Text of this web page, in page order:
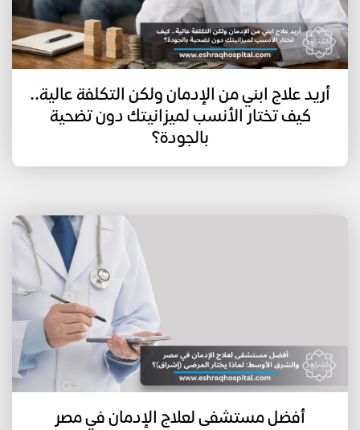
أريد علاج ابني من الإدمان ولكن التكلفة عالية..
كيف تختار الأنسب لميزانيتك دون تضحية
بالجودة؟
أفضل مستشفى لعلاج الإدمان في مصر